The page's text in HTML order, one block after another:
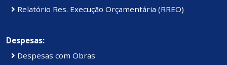
Relatório Res. Execução Orçamentária (RREO)
Despesas:
Despesas com Obras